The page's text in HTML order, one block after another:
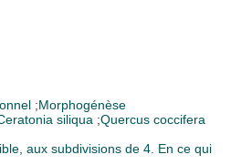
;Morphogénèse
siliqua ;Quercus coccifera
aux subdivisions de 4. En ce qui